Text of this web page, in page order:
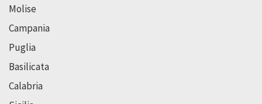
Molise
Campania
Puglia
Basilicata
Calabria